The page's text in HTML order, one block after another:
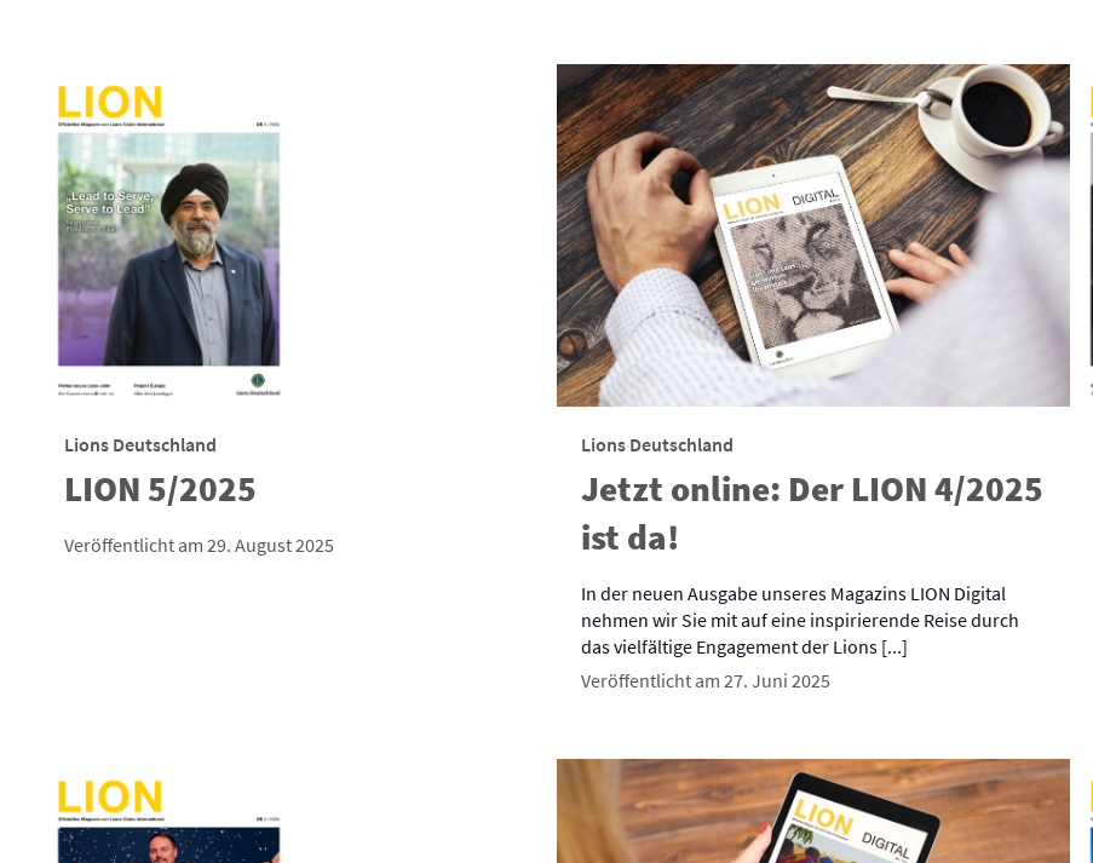
Lions Deutschland
LION 5/2025
Veröffentlicht am 29. August 2025
Lions Deutschland
Jetzt online: Der LION 4/2025
ist da!
In der neuen Ausgabe unseres Magazins LION Digital
nehmen wir Sie mit auf eine inspirierende Reise durch
das vielfältige Engagement der Lions [...]
Veröffentlicht am 27. Juni 2025